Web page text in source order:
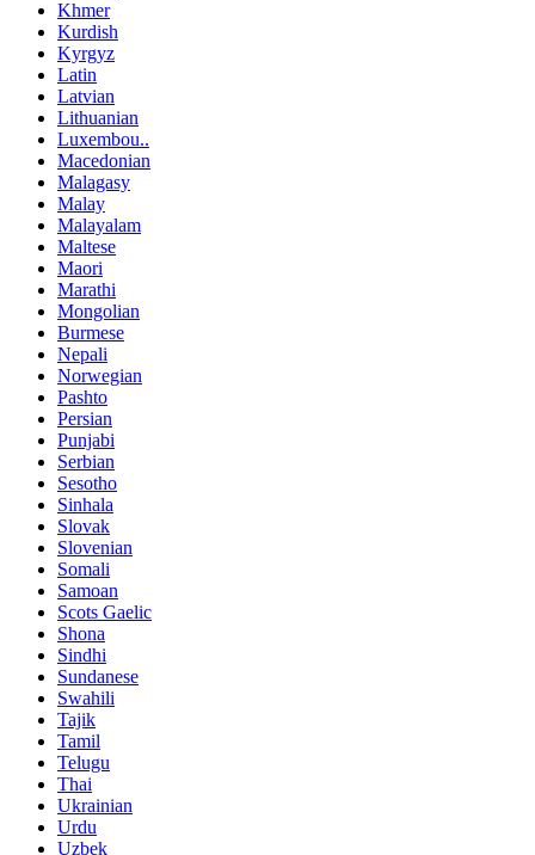
Khmer
Kurdish
Kyrgyz
Latin
Latvian
Lithuanian
Luxembou..
Macedonian
Malagasy
Malay
Malayalam
Maltese
Maori
Marathi
Mongolian
Burmese
Nepali
Norwegian
Pashto
Persian
Punjabi
Serbian
Sesotho
Sinhala
Slovak
Slovenian
Somali
Samoan
Scots Gaelic
Shona
Sindhi
Sundanese
Swahili
Tajik
Tamil
Telugu
Thai
Ukrainian
Urdu
Uzbek